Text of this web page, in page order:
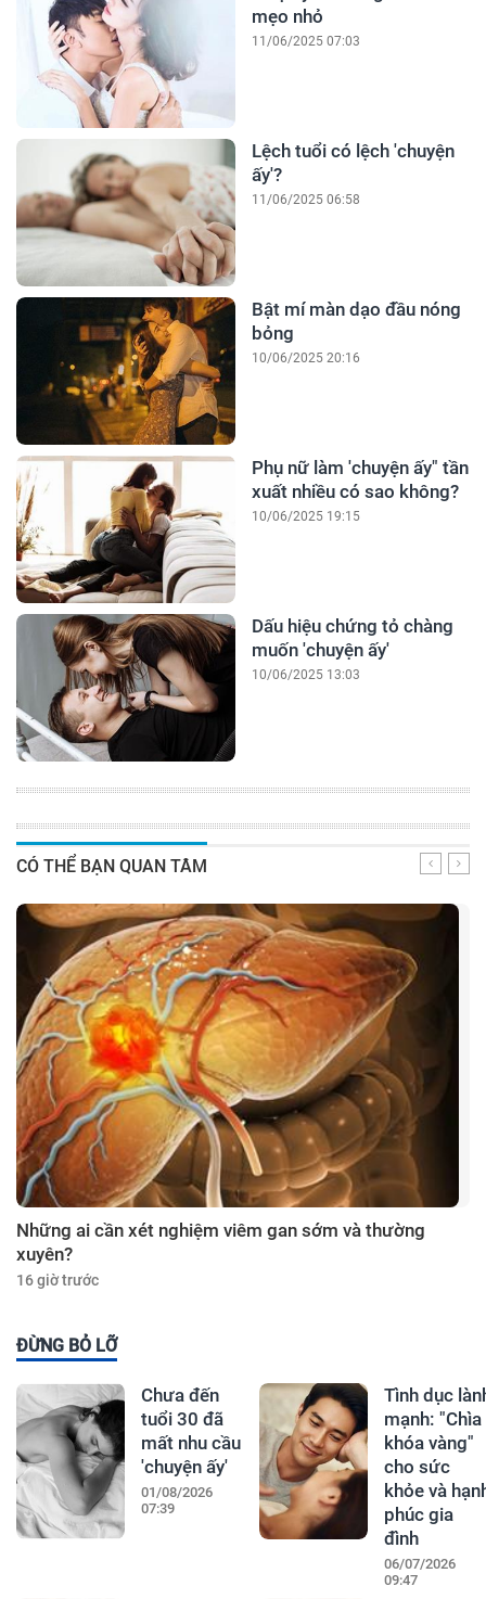
mẹo nhỏ
11/06/2025 07:03
Lệch tuổi có lệch 'chuyện
ấy'?
11/06/2025 06:58
Bật mí màn dạo đầu nóng
bỏng
10/06/2025 20:16
Phụ nữ làm 'chuyện ấy" tần
xuất nhiều có sao không?
10/06/2025 19:15
Dấu hiệu chứng tỏ chàng
muốn 'chuyện ấy'
10/06/2025 13:03
CÓ THỂ BẠN QUAN TÂM
Những ai cần xét nghiệm viêm gan sớm và thường
xuyên?
16 giờ trước
ĐỪNG BỎ LỠ
Chưa đến
tuổi 30 đã
mất nhu cầu
'chuyện ấy'
01/08/2026
07:39
Tình dục
mạnh: "Chìa
khóa vàng"
cho sức
khỏe và
phúc gia
đình
06/07/2026
09:47